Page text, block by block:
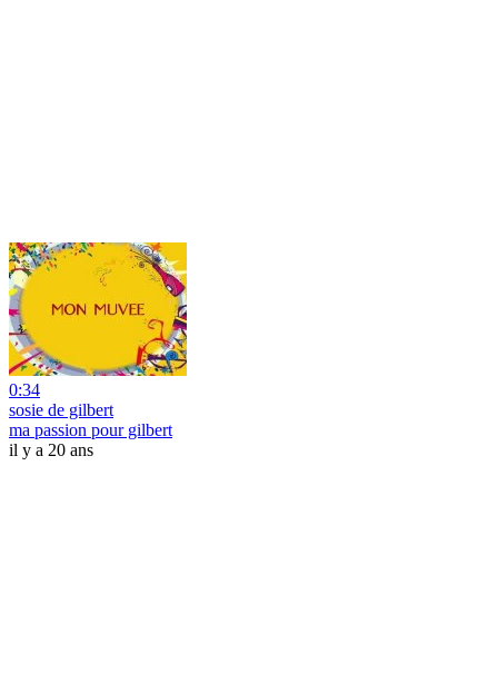
0:34
sosie de gilbert
ma passion pour gilbert
il y a 20 ans